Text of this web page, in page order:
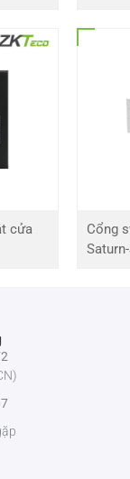
số độ phân giải cao
tin thực và thời
kiện khí hậu khắc
kiểm soát an
sát thủng lốp.
cửa
Cổng